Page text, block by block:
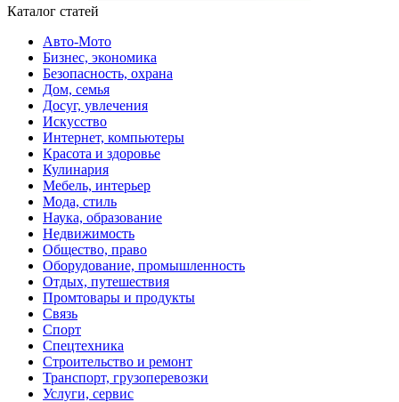
Каталог статей
Авто-Мото
Бизнес, экономика
Безопасность, охрана
Дом, семья
Досуг, увлечения
Искусство
Интернет, компьютеры
Красота и здоровье
Кулинария
Мебель, интерьер
Мода, стиль
Наука, образование
Недвижимость
Общество, право
Оборудование, промышленность
Отдых, путешествия
Промтовары и продукты
Связь
Спорт
Спецтехника
Строительство и ремонт
Транспорт, грузоперевозки
Услуги, сервис